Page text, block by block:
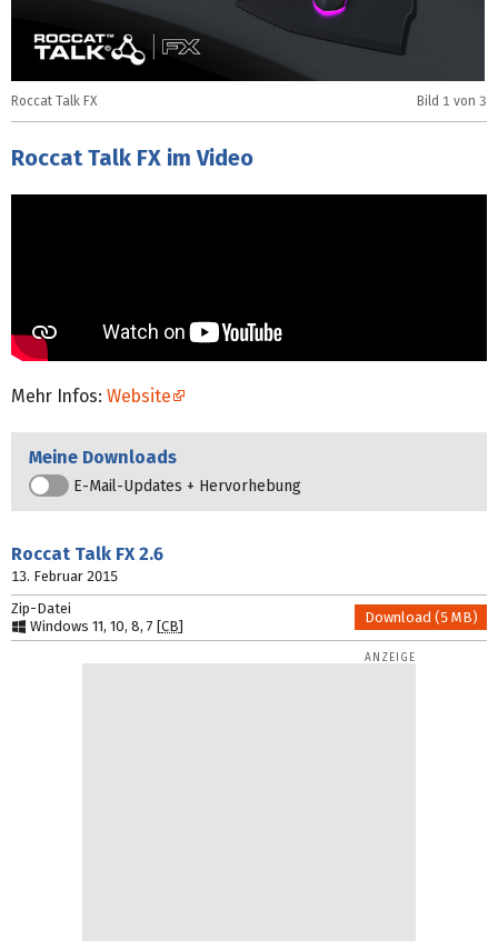
Roccat Talk FX Bild 1 von 3
Roccat Talk FX im Video
Mehr Infos: Website
Meine Downloads
E-Mail-Updates + Hervorhebung
Roccat Talk FX2.6
13. Februar 2015
Zip-Datei
Windows 11, 10, 8, 7 [CB]
Download (5 MB)